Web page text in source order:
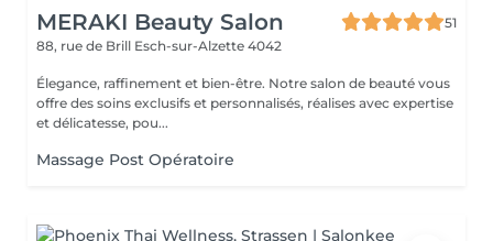
MERAKI Beauty Salon
51
88, rue de Brill Esch-sur-Alzette 4042
Élegance, raffinement et bien-être. Notre salon de beauté vous
offre des soins exclusifs et personnalisés, réalises avec expertise
et délicatesse, pou...
Massage Post Opératoire